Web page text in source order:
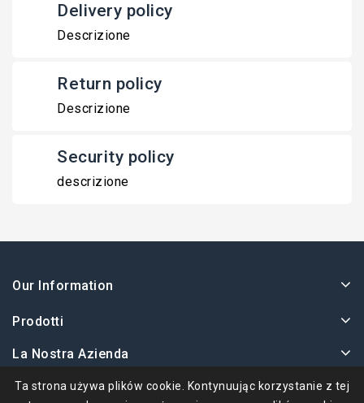
Delivery policy
Descrizione
Return policy
Descrizione
Security policy
descrizione
Our Information
Prodotti
La Nostra Azienda
Twoje Konto
Ta strona używa plików cookie. Kontynuując korzystanie z tej